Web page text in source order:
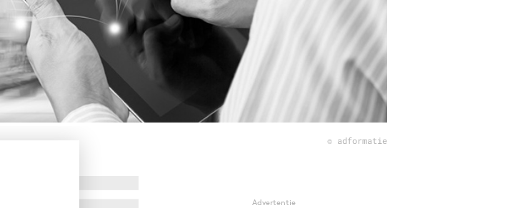
© adformatie
Advertentie